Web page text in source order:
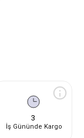
3
İş Gününde Kargo